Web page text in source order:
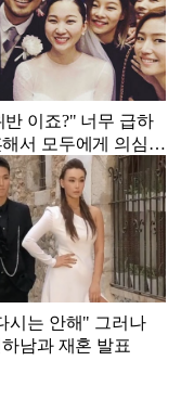
반 이죠?" 너무 급하
서 모두에게 의심
타
시는 안해" 그러나
하남과 재혼 발표